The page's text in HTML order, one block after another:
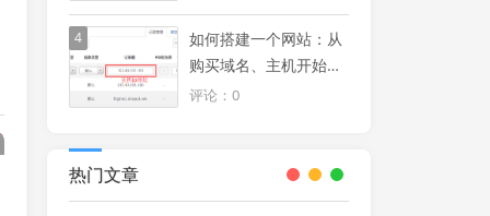
4
如何搭建一个网站：从
购买域名、主机开始使
用windows服务器搭建
评论：0
热门文章